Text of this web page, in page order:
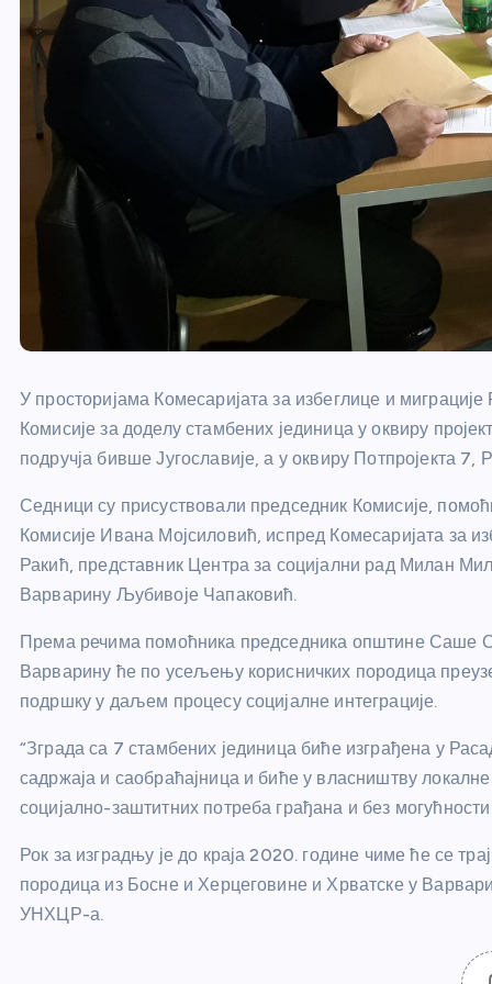
У просторијама Комесаријата за избеглице и
Комисије за доделу стамбених јединица у оквиру
подручја бивше Југославије, а у оквиру Потпројекта 7,
Седници су присуствовали председник Комисије,
Комисије Ивана Мојсиловић, испред Комесаријата за
Ракић, представник Центра за социјални рад Милан
Варварину Љубивоје Чапаковић.
Према речима помоћника председника општине Саше
Варварину ће по усељењу корисничких породица
подршку у даљем процесу социјалне интеграције.
“Зграда са 7 стамбених јединица биће изграђена у
садржаја и саобраћајница и биће у власништву
социјално-заштитних потреба грађана и без
Рок за изградњу је до краја 2020. године чиме ће се
породица из Босне и Херцеговине и Хрватске у
УНХЦР-а.